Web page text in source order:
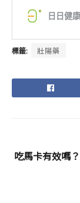
標籤: 壯陽藥
吃馬卡有效嗎